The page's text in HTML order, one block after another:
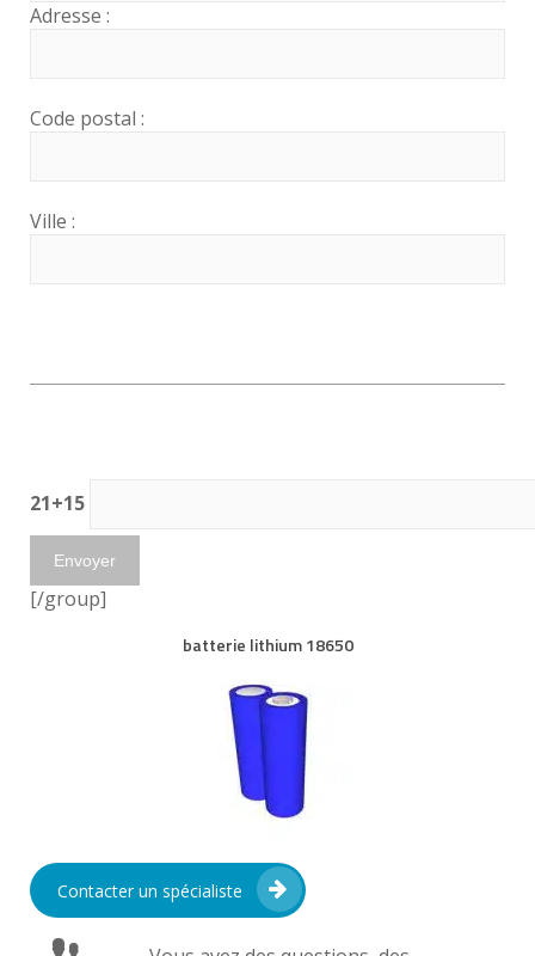
Adresse :
Code postal :
Ville :
21+15
[/group]
batterie lithium 18650
Contacter un spécialiste